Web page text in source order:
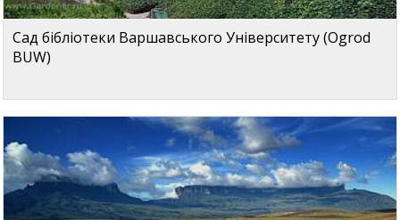
Сад бібліотеки Варшавського Університету (Ogrod
BUW)